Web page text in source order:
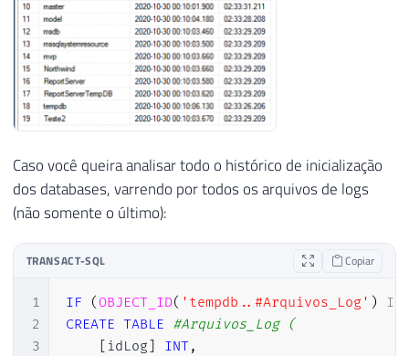
Caso você queira analisar todo o histórico de inicialização
dos databases, varrendo por todos os arquivos de logs
(não somente o último):
TRANSACT-SQL Copiar
1
2
3
IF (OBJECT_ID( 'tempdb..#Arquivos_Log' )
IS
CREATE TABLE #Arquivos_Log (
[ idLog] INT,